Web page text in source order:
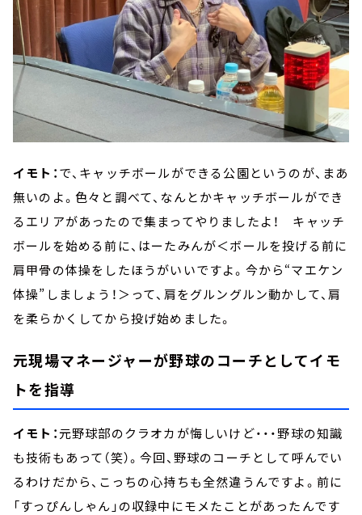
イモト：で、キャッチボールができる公園というのが、まあ
無いのよ。色々と調べて、なんとかキャッチボールができ
るエリアがあったので集まってやりましたよ！ キャッチ
ボールを始める前に、はーたみんが＜ボールを投げる前に
肩甲骨の体操をしたほうがいいですよ。今から“マエケン
体操”しましょう！＞って、肩をグルングルン動かして、肩
を柔らかくしてから投げ始めました。
元現場マネージャーが野球のコーチとしてイモ
トを指導
イモト：元野球部のクラオカが悔しいけど・・・野球の知識
も技術もあって（笑）。今回、野球のコーチとして呼んでい
るわけだから、こっちの心持ちも全然違うんですよ。前に
「すっぴんしゃん」の収録中にモメたことがあったんです